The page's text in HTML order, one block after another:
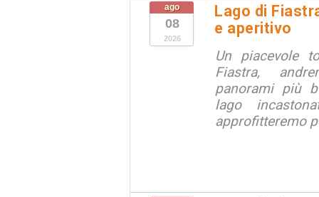
ago
08
2026
Lago di
e aperitivo
Un piacevole
Fiastra,
panorami più
lago
approfitteremo